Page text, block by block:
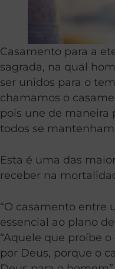
Casamento para a
sagrada, na qual
ser unidos para o
chamamos o
pois une de maneira
todos se
Esta é uma das
receber na
“O casamento entre
essencial ao plano
“Aquele que proíbe
por Deus, porque o